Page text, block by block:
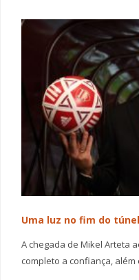
Uma luz no fim do túnel
A chegada de Mikel Arteta
completo a confiança,